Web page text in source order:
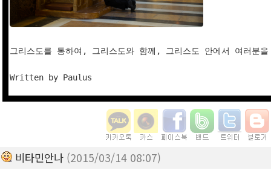
그리스도를 통하여, 그리스도와 함께, 그리스도 안에서 여러분
비타민안나 (2015/03/14 08:07)